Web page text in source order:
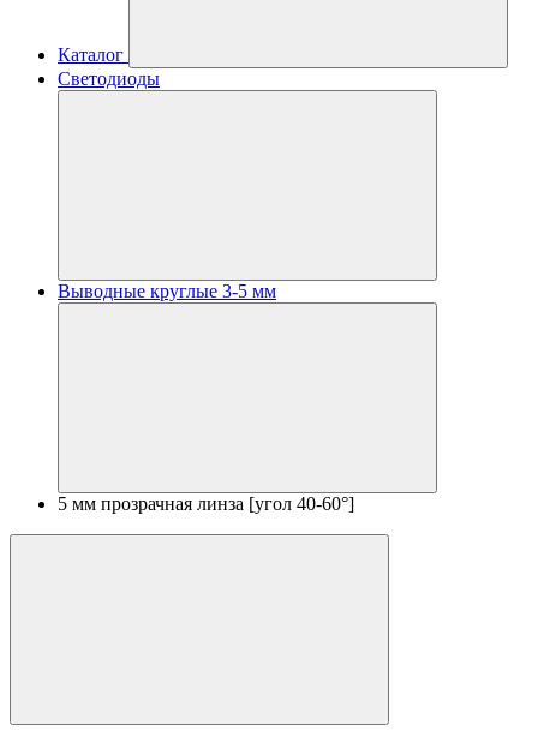
Каталог
Светодиоды
Выводные круглые 3-5 мм
5 мм прозрачная линза [угол 40-60°]